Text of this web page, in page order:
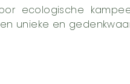
ecologische
unieke en